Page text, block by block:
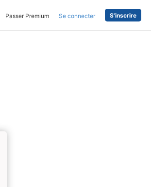
Passer Premium Se connecter S'inscrire